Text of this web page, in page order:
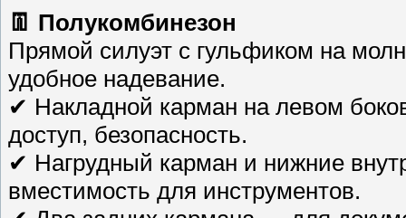
👖 Полукомбинезон
Прямой силуэт с гульфиком на
удобное надевание.
✔ Накладной карман на левом
доступ, безопасность.
✔ Нагрудный карман и нижние
вместимость для инструментов.